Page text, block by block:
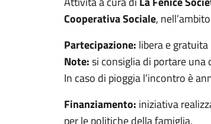
Cooperativa Sociale,
Partecipazione: libera e gratuita
Note:si consiglia di portare una
In caso di pioggia l’incontro è
Finanziamento: iniziativa
per le politiche della famiglia.